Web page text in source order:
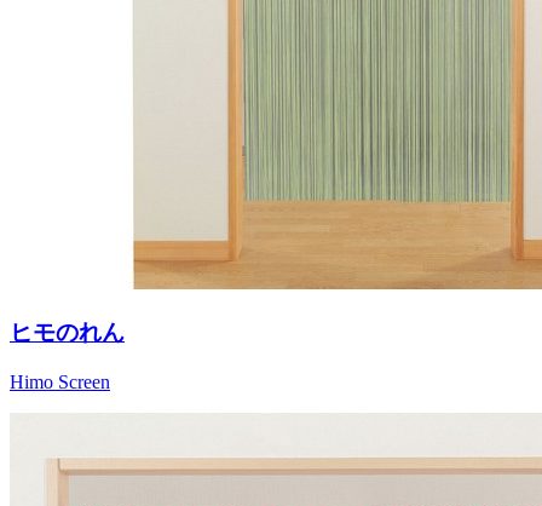
ヒモのれん
Himo Screen